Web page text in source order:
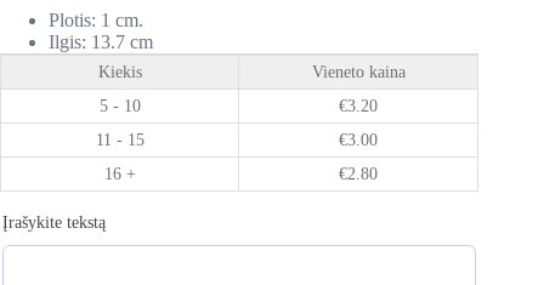
Plotis: 1 cm.
Ilgis: 13.7 cm
Kiekis
Vieneto kaina
5 - 10
€3.20
11 - 15
€3.00
16 +
€2.80
Įrašykite tekstą